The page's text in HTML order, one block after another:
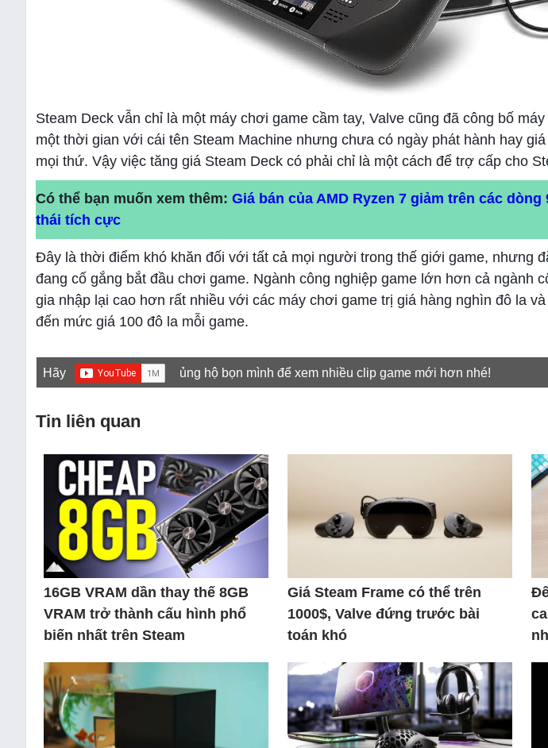
Steam Deck vẫn chỉ là một máy chơi game cầm tay, Valve cũng đã công bố
một thời gian với cái tên Steam Machine nhưng chưa có ngày phát hành hay
mọi thứ. Vậy việc tăng giá Steam Deck có phải chỉ là một cách để trợ cấp cho
Có thể bạn muốn xem thêm: Giá bán của AMD Ryzen 7 giảm trên các dòng
thái tích cực
Đây là thời điểm khó khăn đối với tất cả mọi người trong thế giới game, nhưng
đang cố gắng bắt đầu chơi game. Ngành công nghiệp game lớn hơn cả ngành
gia nhập lại cao hơn rất nhiều với các máy chơi game trị giá hàng nghìn đô la
đến mức giá 100 đô la mỗi game.
Hãy ủng hộ bọn mình để xem nhiều clip game mới hơn nhé!
Tin liên quan
16GB VRAM dần thay thế 8GB
VRAM trở thành cấu hình phổ
biến nhất trên Steam
Giá Steam Frame có thể trên
1000$, Valve đứng trước bài
toán khó